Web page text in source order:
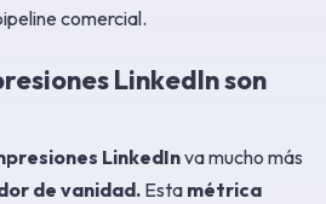
comercial.
LinkedIn son
LinkedInva mucho más
de vanidad. Esta métrica